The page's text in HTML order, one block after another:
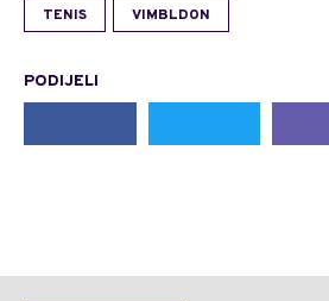
TENIS VIMBLDON
PODIJELI